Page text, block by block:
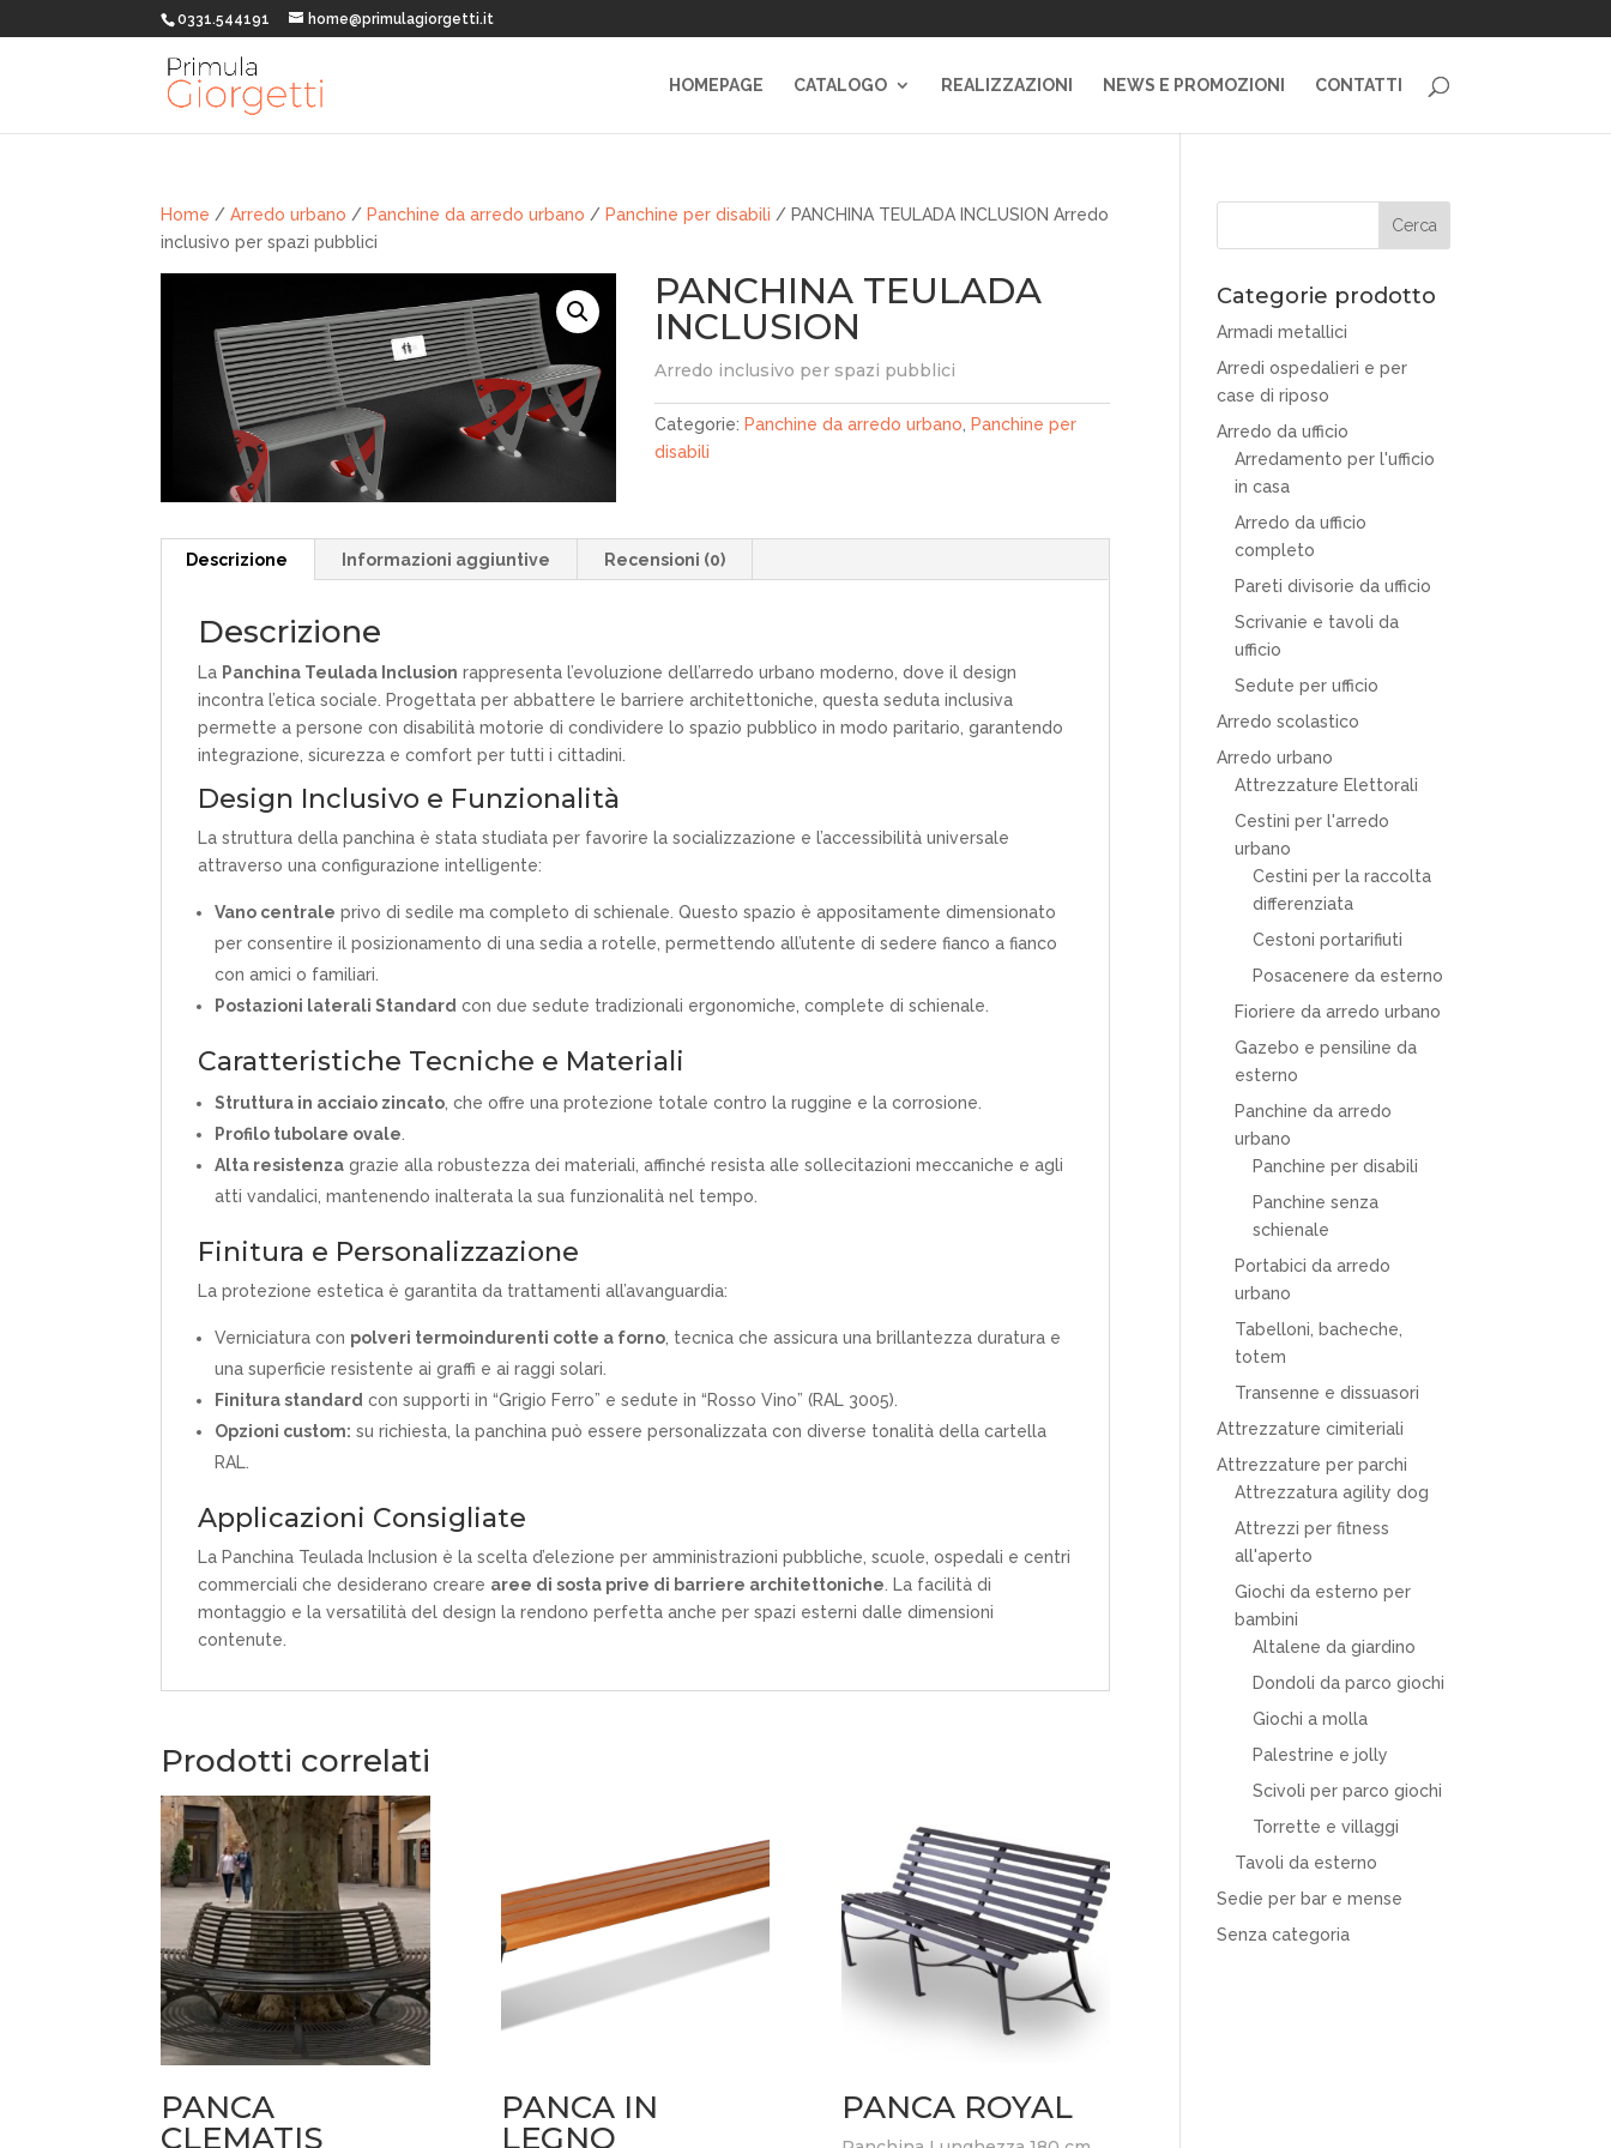
0331.544191 home@primulagiorgetti.it
HOMEPAGE CATALOGO REALIZZAZIONI NEWS E PROMOZIONI CONTATTI
Home /Arredo urbano / Panchine da arredo urbano / Panchine per disabili / PANCHINA TEULADA INCLUSION Arredo
inclusivo per spazi pubblici
PANCHINA TEULADA
INCLUSION
Arredo inclusivo per spazi pubblici
Categorie: Panchine da arredo urbano
Panchine per
disabili
Descrizione Informazioni aggiuntive Recensioni (0)
Descrizione
La Panchina Teulada Inclusion rappresenta l’evoluzione dell’arredo urbano moderno, dove il design
incontra l’etica sociale. Progettata per abbattere le barriere architettoniche, questa seduta inclusiva
permette a persone con disabilità motorie di condividere lo spazio pubblico in modo paritario, garantendo
integrazione, sicurezza e comfort per tutti i cittadini.
Design Inclusivo e Funzionalità
La struttura della panchina è stata studiata per favorire la socializzazione e l’accessibilità universale
attraverso una configurazione intelligente:
Vano centrale privo di sedile ma completo di schienale. Questo spazio è appositamente dimensionato
per consentire il posizionamento di una sedia a rotelle, permettendo all’utente di sedere fianco a fianco
con amici o familiari.
Postazioni laterali Standard con due sedute tradizionali ergonomiche, complete di schienale.
Caratteristiche Tecniche e Materiali
Struttura in acciaio zincato, che offre una protezione totale contro la ruggine e la corrosione.
Profilo tubolare ovale.
Alta resistenza grazie alla robustezza dei materiali, affinché resista alle sollecitazioni meccaniche e agli
atti vandalici, mantenendo inalterata la sua funzionalità nel tempo.
Finitura e Personalizzazione
La protezione estetica è garantita da trattamenti all’avanguardia:
Verniciatura con polveri termoindurenti cotte a forno, tecnica che assicura una brillantezza duratura e
una superficie resistente ai graffi e ai raggi solari.
Finitura standard con supporti in “Grigio Ferro” e sedute in “Rosso Vino” (RAL 3005).
Opzioni custom: su richiesta, la panchina può essere personalizzata con diverse tonalità della cartella
RAL.
Applicazioni Consigliate
La Panchina Teulada Inclusion è la scelta d’elezione per amministrazioni pubbliche, scuole, ospedali e centri
commerciali che desiderano creare aree di sosta prive di barriere architettoniche. La facilità di
montaggio e la versatilità del design la rendono perfetta anche per spazi esterni dalle dimensioni
contenute.
Prodotti correlati
PANCA
CLEMATIS
PANCA IN
LEGNO
PANCA ROYAL
Categorie prodotto
Armadi metallici
Arredi ospedalieri e per
case di riposo
Arredo da ufficio
Arredamento per l'ufficio
in casa
Arredo da ufficio
completo
Pareti divisorie da ufficio
Scrivanie e tavoli da
ufficio
Sedute per ufficio
Arredo scolastico
Arredo urbano
Attrezzature Elettorali
Cestini per l'arredo
urbano
Cestini per la raccolta
differenziata
Cestoni portarifiuti
Posacenere da esterno
Fioriere da arredo urbano
Gazebo e pensiline da
esterno
Panchine da arredo
urbano
Panchine per disabili
Panchine senza
schienale
Portabici da arredo
urbano
Tabelloni, bacheche,
totem
Transenne e dissuasori
Attrezzature cimiteriali
Attrezzature per parchi
Attrezzatura agility dog
Attrezzi per fitness
all'aperto
Giochi da esterno per
bambini
Altalene da giardino
Dondoli da parco giochi
Giochi a molla
Palestrine e jolly
Scivoli per parco giochi
Torrette e villaggi
Tavoli da esterno
Sedie per bar e mense
Senza categoria